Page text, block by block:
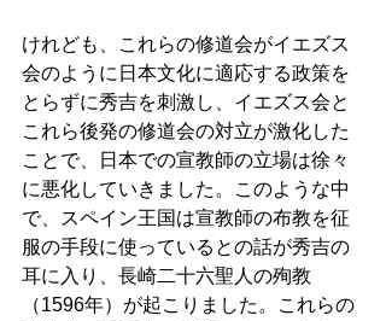
けれども、これらの修道会がイエズス
会のように日本文化に適応する政策を
とらずに秀吉を刺激し、イエズス会と
これら後発の修道会の対立が激化した
ことで、日本での宣教師の立場は徐々
に悪化していきました。このような中
で、スペイン王国は宣教師の布教を征
服の手段に使っているとの話が秀吉の
耳に入り、長崎二十六聖人の殉教
（1596年）が起こりました。これらの